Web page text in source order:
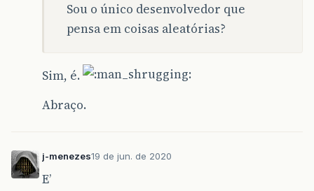
Sou o único desenvolvedor que
pensa em coisas aleatórias?
Sim, é.
Abraço.
j-menezes19 de jun. de 2020
E’